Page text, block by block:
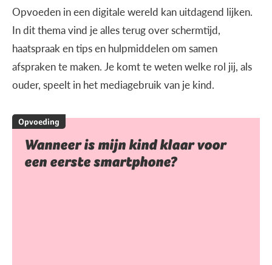
Opvoeden in een digitale wereld kan uitdagend lijken.
In dit thema vind je alles terug over schermtijd,
haatspraak en tips en hulpmiddelen om samen
afspraken te maken. Je komt te weten welke rol jij, als
ouder, speelt in het mediagebruik van je kind.
Opvoeding
Wanneer is mijn kind klaar voor
een eerste smartphone?